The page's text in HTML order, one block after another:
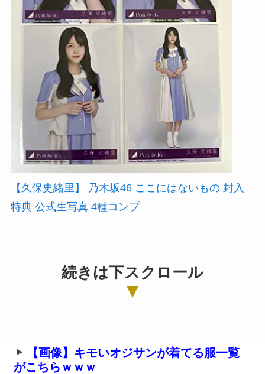
【久保史緒里】 乃木坂46 ここにはないもの 封入
特典 公式生写真 4種コンプ
続きは下スクロール
【画像】キモいオジサンが着てる服一覧
がこちらｗｗｗ